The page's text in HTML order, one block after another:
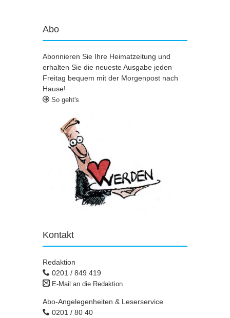
Abo
Abonnieren Sie Ihre Heimatzeitung und
erhalten Sie die neueste Ausgabe jeden
Freitag bequem mit der Morgenpost nach
Hause!
So geht's
Kontakt
Redaktion
0201 / 849 419
E-Mail an die Redaktion
Abo-Angelegenheiten & Leserservice
0201 / 80 40